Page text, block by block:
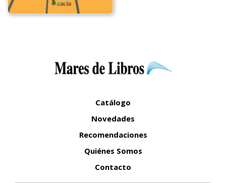
Catálogo
Novedades
Recomendaciones
Quiénes Somos
Contacto